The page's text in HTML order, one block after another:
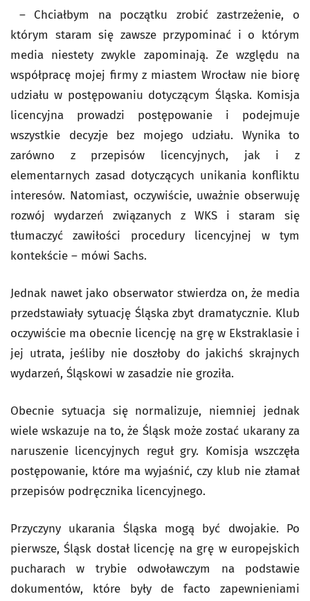
– Chciałbym na początku zrobić zastrzeżenie, o
którym staram się zawsze przypominać i o którym
media niestety zwykle zapominają. Ze względu na
współpracę mojej firmy z miastem Wrocław nie biorę
udziału w postępowaniu dotyczącym Śląska. Komisja
licencyjna prowadzi postępowanie i podejmuje
wszystkie decyzje bez mojego udziału. Wynika to
zarówno z przepisów licencyjnych, jak i z
elementarnych zasad dotyczących unikania konfliktu
interesów. Natomiast, oczywiście, uważnie obserwuję
rozwój wydarzeń związanych z WKS i staram się
tłumaczyć zawiłości procedury licencyjnej w tym
kontekście – mówi Sachs.
Jednak nawet jako obserwator stwierdza on, że media
przedstawiały sytuację Śląska zbyt dramatycznie. Klub
oczywiście ma obecnie licencję na grę w Ekstraklasie i
jej utrata, jeśliby nie doszłoby do jakichś skrajnych
wydarzeń, Śląskowi w zasadzie nie groziła.
Obecnie sytuacja się normalizuje, niemniej jednak
wiele wskazuje na to, że Śląsk może zostać ukarany za
naruszenie licencyjnych reguł gry. Komisja wszczęła
postępowanie, które ma wyjaśnić, czy klub nie złamał
przepisów podręcznika licencyjnego.
Przyczyny ukarania Śląska mogą być dwojakie. Po
pierwsze, Śląsk dostał licencję na grę w europejskich
pucharach w trybie odwoławczym na podstawie
dokumentów, które były de facto zapewnieniami